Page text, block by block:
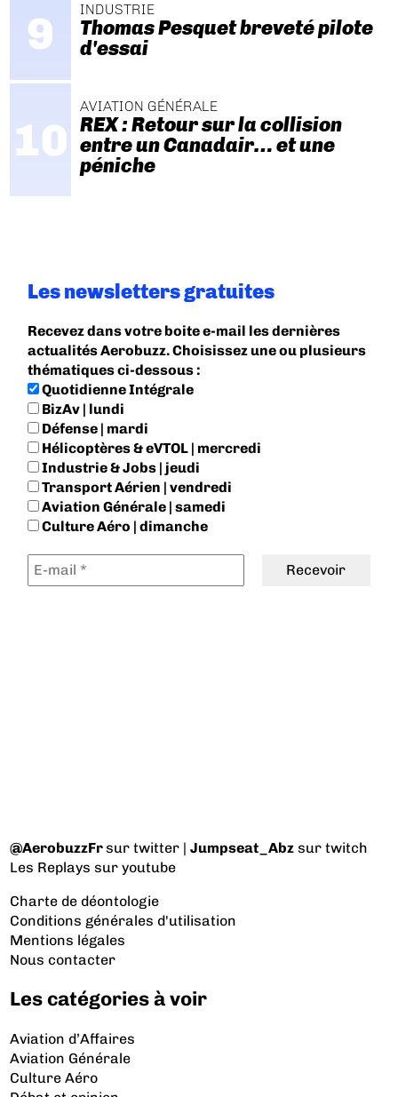
INDUSTRIE
Thomas Pesquet breveté pilote
d'essai
AVIATION GÉNÉRALE
REX : Retour sur la collision
entre un Canadair… et une
péniche
Les newsletters gratuites
Recevez dans votre boite e-mail les dernières
actualités Aerobuzz. Choisissez une ou plusieurs
thématiques ci-dessous :
Quotidienne Intégrale
BizAv | lundi
Défense | mardi
Hélicoptères & eVTOL | mercredi
Industrie & Jobs | jeudi
Transport Aérien | vendredi
Aviation Générale | samedi
Culture Aéro | dimanche
@AerobuzzFrsur twitter |Jumpseat_Abz sur twitch
Les Replays sur youtube
Charte de déontologie
Conditions générales d'utilisation
Mentions légales
Nous contacter
Les catégories à voir
Aviation d’Affaires
Aviation Générale
Culture Aéro